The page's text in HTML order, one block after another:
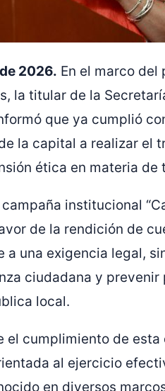
2026. En el marco del
la titular de la
que ya cumplió
la capital a realizar el
ética en materia de
institucional
de la rendición de
a una exigencia legal,
ciudadana y
local.
el cumplimiento de
al ejercicio
en diversos